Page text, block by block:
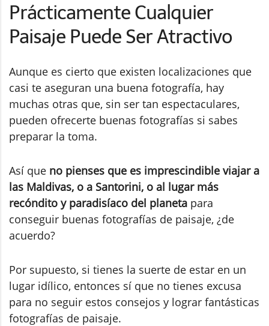
Prácticamente Cualquier
Paisaje Puede Ser Atractivo
Aunque es cierto que existen localizaciones que
casi te aseguran una buena fotografía, hay
muchas otras que, sin ser tan espectaculares,
pueden ofrecerte buenas fotografías si sabes
preparar la toma.
Así que no pienses que es imprescindible viajar a
las Maldivas, o a Santorini, o al lugar más
recóndito y paradisíaco del planeta para
conseguir buenas fotografías de paisaje, ¿de
acuerdo?
Por supuesto, si tienes la suerte de estar en un
lugar idílico, entonces sí que no tienes excusa
para no seguir estos consejos y lograr fantásticas
fotografías de paisaje.